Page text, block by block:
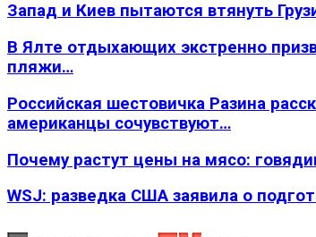
Запад и Киев пытаются втянуть
В Ялте отдыхающих экстренно
пляжи…
Российская шестовичка Разина
американцы сочувствуют…
Почему растут цены на мясо:
WSJ: разведка США заявила о